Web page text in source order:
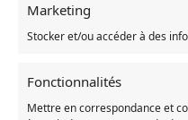
Marketing
Stocker et/ou accéder à des
Fonctionnalités
Mettre en correspondance et
Catégories :
Produits similaires